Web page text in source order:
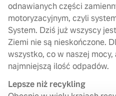
odnawianych części
motoryzacyjnym, czyli
System. Dziś już wszyscy
Ziemi nie są nieskończone.
wszystko, co w naszej
najmniejszą ilość odpadów.
Lepsze niż recykling